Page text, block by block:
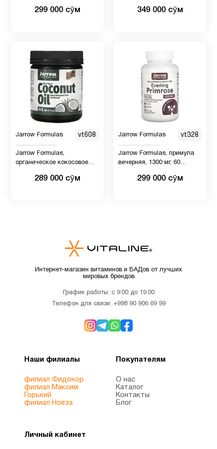
капсул299 000 сӯм 349 000 сӯм
Jarrow Formulas vt608
Jarrow Formulas,
органическое кокосовое
отжатое шнековым
289 000 сӯм
Jarrow Formulas vt328
Jarrow Formulas, примула
вечерняя, 1300 мг, 60
299 000 сӯм
Интернет-магазин витаминов и БАДов от лучших
мировых брендов
График работы: с 9:00 до 19:00
Телефон для связи: +998 90 906 69 99
Наши филиалы
филиал Фидокор
филиал Максим
Горький
филиал Новза
Покупателям
О нас
Каталог
Контакты
Блог
Личный кабинет